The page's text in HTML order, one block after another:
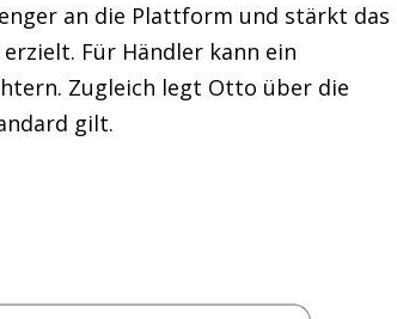
an die Plattform und stärkt das
Für Händler kann ein
Zugleich legt Otto über die
gilt.